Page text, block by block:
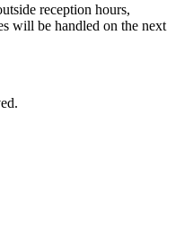
reception hours,
will be handled on the next